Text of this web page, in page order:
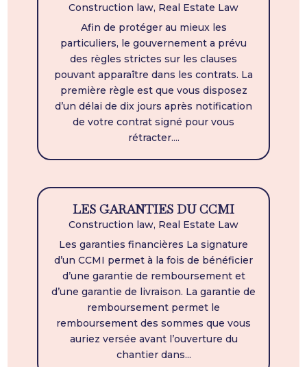
Construction law, Real Estate Law
Afin de protéger au mieux les
particuliers, le gouvernement a prévu
des règles strictes sur les clauses
pouvant apparaître dans les contrats. La
première règle est que vous disposez
d’un délai de dix jours après notification
de votre contrat signé pour vous
rétracter....
LES GARANTIES DU CCMI
Construction law, Real Estate Law
Les garanties financières La signature
d’un CCMI permet à la fois de bénéficier
d’une garantie de remboursement et
d’une garantie de livraison. La garantie de
remboursement permet le
remboursement des sommes que vous
auriez versée avant l’ouverture du
chantier dans...